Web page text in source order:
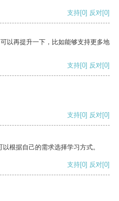
支持[0] 反对[0]
以再提升一下，比如能够支持更多地
支持[0] 反对[0]
支持[0] 反对[0]
根据自己的需求选择学习方式。
支持[0] 反对[0]